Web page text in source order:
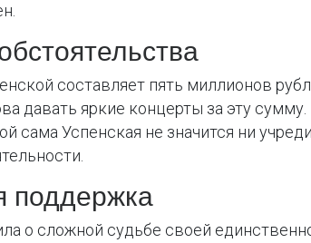
составляет пять миллионов
давать яркие концерты за эту
Успенская не значится ни
поддержка
о сложной судьбе своей